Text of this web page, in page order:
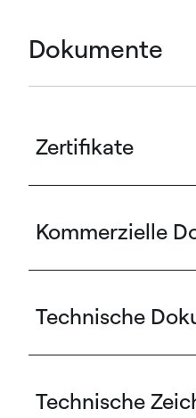
Dokumente
Zertifikate
Kommerzielle
Technische
Technische